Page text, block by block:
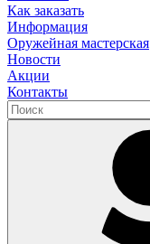
Как заказать
Информация
Оружейная мастерская
Новости
Акции
Контакты